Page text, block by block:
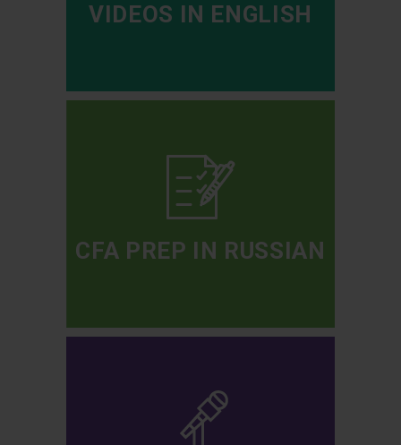
VIDEOS IN ENGLISH
CFA PREP IN RUSSIAN